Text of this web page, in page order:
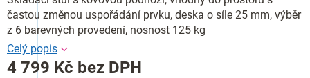
4 799 Kč bez DPH
častou změnou uspořádání prvku, deska o síle 25 mm, výběr
z 6 barevných provedení, nosnost 125 kg